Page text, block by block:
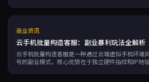
商业资讯
云手机批量构造客服：副业暴利玩法全解析
云手机批量构造客服是一种通过云端虚拟手机环境
号的副业模式，核心优势在于独立硬件指纹和IP地